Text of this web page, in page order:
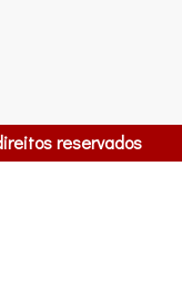
reservados